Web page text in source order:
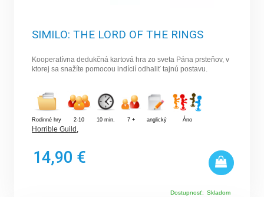
SIMILO: THE LORD OF THE RINGS
Kooperatívna dedukčná kartová hra zo sveta Pána prsteňov, v
ktorej sa snažíte pomocou indícií odhaliť tajnú postavu.
Rodinné hry 2-10 10 min. 7 + anglický Áno
Horrible Guild ,
14,90 €
Dostupnosť: Skladom